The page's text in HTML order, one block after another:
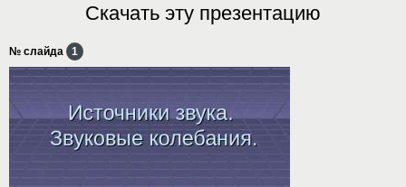
Скачать эту презентацию
№ слайда 1